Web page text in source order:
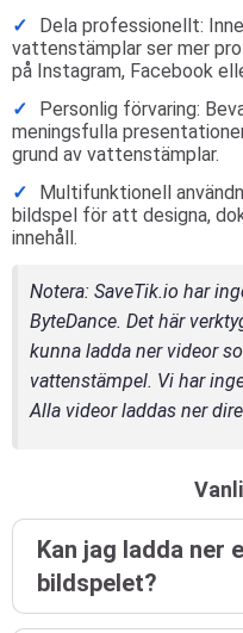
Dela professionellt:
vattenstämplar ser mer
på Instagram, Facebook
Personlig förvaring:
meningsfulla
grund av vattenstämplar.
Multifunktionell
bildspel för att designa,
innehåll.
Notera: SaveTik.io har
ByteDance. Det här
kunna ladda ner videor
vattenstämpel. Vi har
Alla videor laddas ner
Kan jag ladda ner
bildspelet?